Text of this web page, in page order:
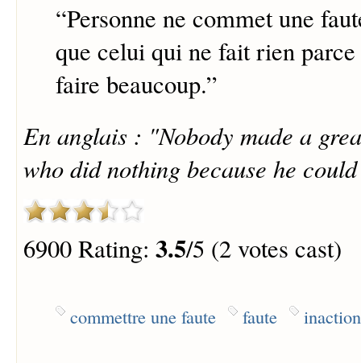
“Personne ne commet une
que celui qui ne fait rien
faire beaucoup.”
En anglais : "Nobody made a
who did nothing because he
6900 Rating: 3.5/5 (2 votes cast)
commettre une faute faute inaction